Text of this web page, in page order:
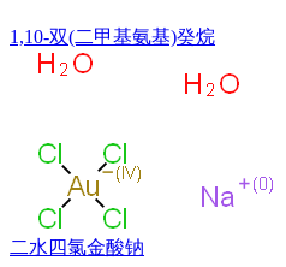
1,10-双(二甲基氨基)癸烷
二水四氯金酸钠